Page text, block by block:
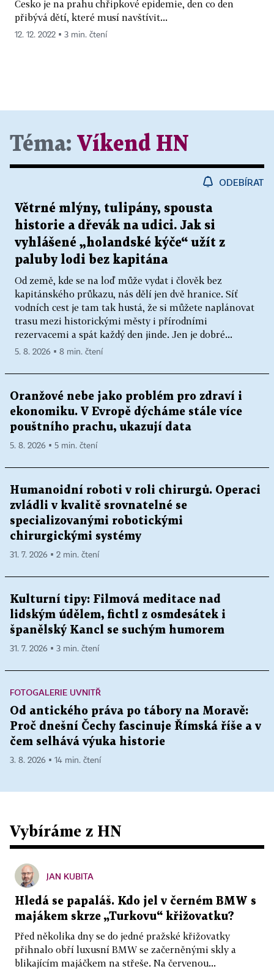
Česko je na prahu chřipkové epidemie, den co den
přibývá dětí, které musí navštívit...
12. 12. 2022 ▪ 3 min. čtení
Téma: Víkend HN
ODEBÍRAT
Větrné mlýny, tulipány, spousta
historie a dřevák na udici. Jak si
vyhlášené „holandské kýče“ užít z
paluby lodi bez kapitána
Od země, kde se na loď může vydat i člověk bez
kapitánského průkazu, nás dělí jen dvě hranice. Síť
vodních cest je tam tak hustá, že si můžete naplánovat
trasu mezi historickými městy i přírodními
rezervacemi a spát každý den jinde. Jen je dobré...
5. 8. 2026 ▪ 8 min. čtení
Oranžové nebe jako problém pro zdraví i
ekonomiku. V Evropě dýcháme stále více
pouštního prachu, ukazují data
5. 8. 2026 ▪ 5 min. čtení
Humanoidní roboti v roli chirurgů. Operaci
zvládli v kvalitě srovnatelné se
specializovanými robotickými
chirurgickými systémy
31. 7. 2026 ▪ 2 min. čtení
Kulturní tipy: Filmová meditace nad
lidským údělem, fichtl z osmdesátek i
španělský Kancl se suchým humorem
31. 7. 2026 ▪ 3 min. čtení
FOTOGALERIE UVNITŘ
Od antického práva po tábory na Moravě:
Proč dnešní Čechy fascinuje Římská říše a v
čem selhává výuka historie
3. 8. 2026 ▪ 14 min. čtení
Vybíráme z HN
JAN KUBITA
Hledá se papaláš. Kdo jel v černém BMW s
majákem skrze „Turkovu“ křižovatku?
Před několika dny se do jedné pražské křižovatky
přihnalo obří luxusní BMW se začerněnými skly a
blikajícím majáčkem na střeše. Na červenou...